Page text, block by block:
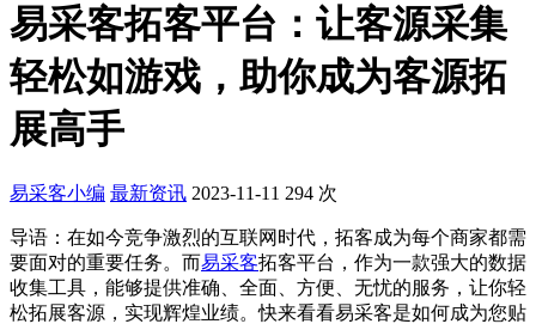
易采客拓客平台：让客源采集
轻松如游戏，助你成为客源拓
展高手
易采客小编 最新资讯 2023-11-11 294 次
导语：在如今竞争激烈的互联网时代，拓客成为每个商家都需
要面对的重要任务。而易采客拓客平台，作为一款强大的数据
收集工具，能够提供准确、全面、方便、无忧的服务，让你轻
松拓展客源，实现辉煌业绩。快来看看易采客是如何成为您贴